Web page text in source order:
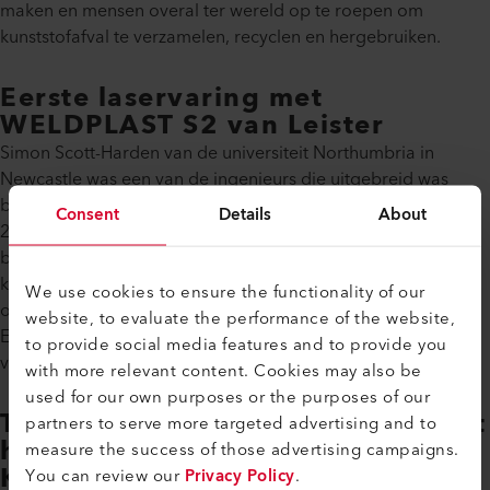
Consent Details About
We use cookies to ensure the functionality of our
website, to evaluate the performance of the website,
to provide social media features and to provide you
with more relevant content. Cookies may also be
used for our own purposes or the purposes of our
partners to serve more targeted advertising and to
measure the success of those advertising campaigns.
You can review ourPrivacy Policy.
maken en mensen overal ter wereld op te roepen om
kunststofafval te verzamelen, recyclen en hergebruiken.
Eerste laservaring met
WELDPLAST S2 van Leister
Simon Scott-Harden van de universiteit Northumbria in
Newcastle was een van de ingenieurs die uitgebreid was
betrokken bij het project. Hij benaderde Leister in januari
2023 omdat hij op zoek was naar ondersteuning voor de
bouw van de nieuwe dhow en hij had vragen over
kunststoflassen met extruders van Leister. Hij had al ervaring
opgedaan met een handextruder van Leister, waarmee hij in
Engeland testlassen had mogen uitvoeren bij een service- en
verkooppartner van Leister, Welwyn Tool Group.
Training in kunststoflassen bij het
hoofdkwartier van Leister in
Kaegiswil